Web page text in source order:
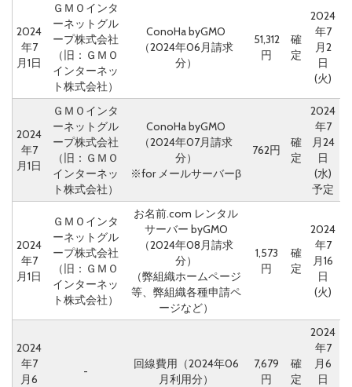
2024
年7
月1日
ＧＭＯインタ
ーネットグル
ープ株式会社
（旧：ＧＭＯ
インターネッ
ト株式会社）
ConoHa byGMO
（2024年06月請求
分）
51,312
円
確
定
2024
年7
月2
日
(火)
2024
年7
月1日
ＧＭＯインタ
ーネットグル
ープ株式会社
（旧：ＧＭＯ
インターネッ
ト株式会社）
ConoHa byGMO
（2024年07月請求
分）
※for メールサーバーβ
762円
確
定
2024
年7
月24
日
(水)
予定
2024
年7
月1日
ＧＭＯインタ
ーネットグル
ープ株式会社
（旧：ＧＭＯ
インターネッ
ト株式会社）
お名前.com レンタル
サーバー byGMO
（2024年08月請求
分）
（弊組織ホームページ
等、弊組織各種申請ペ
ージなど）
1,573
円
確
定
2024
年7
月16
日
(火)
2024
年7
月6
-
回線費用（2024年06
月利用分）
7,679
円
確
定
2024
年7
月6
日